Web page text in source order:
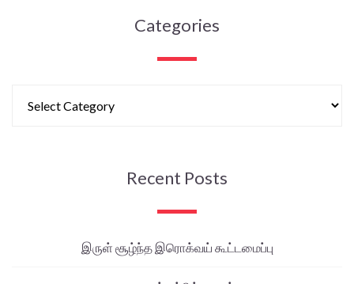
Categories
Recent Posts
இருள் சூழ்ந்த இரொக்வய் கூட்டமைப்பு